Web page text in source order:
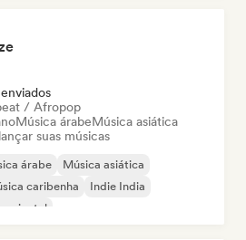
/ Afropop
Música árabeMúsica asiática
suas músicas
árabe
Música asiática
caribenha
Indie India
oriental